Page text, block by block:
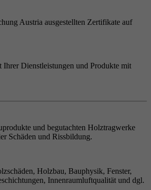
Austria ausgestellten Zertifikate auf
Ihrer Dienstleistungen und Produkte mit
und begutachten Holztragwerke
Schäden und Rissbildung.
Holzbau, Bauphysik, Fenster,
Innenraumluftqualität und dgl.